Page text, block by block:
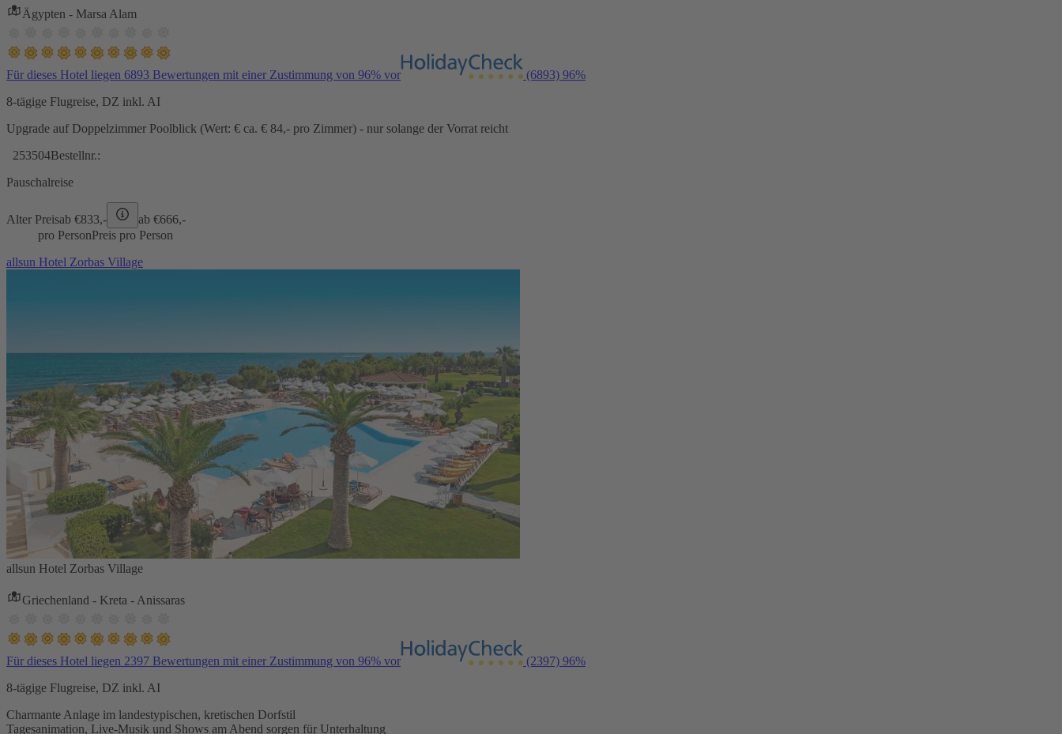
Ägypten - Marsa Alam
Für dieses Hotel liegen 6893 Bewertungen mit einer Zustimmung von 96% vor (6893) 96%
8-tägige Flugreise, DZ inkl. AI
Upgrade auf Doppelzimmer Poolblick (Wert: € ca. € 84,- pro Zimmer) - nur solange der Vorrat reicht
253504Bestellnr.:
Pauschalreise
Alter Preisab €833,- ab €666,-
pro PersonPreis pro Person
allsun Hotel Zorbas Village
allsun Hotel Zorbas Village
Griechenland - Kreta - Anissaras
Für dieses Hotel liegen 2397 Bewertungen mit einer Zustimmung von 96% vor (2397) 96%
8-tägige Flugreise, DZ inkl. AI
Charmante Anlage im landestypischen, kretischen Dorfstil
Tagesanimation, Live-Musik und Shows am Abend sorgen für Unterhaltung